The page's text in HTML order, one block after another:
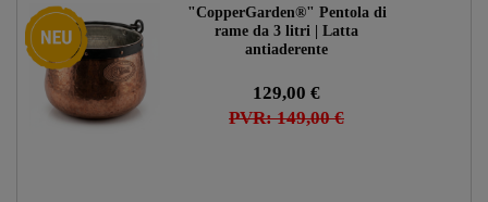
Ceres::Template.storeSpecialNew"CopperGarden®" Pentola di
rame da 3 litri | Latta
antiaderente
PVR: 149,00 €
129,00 €